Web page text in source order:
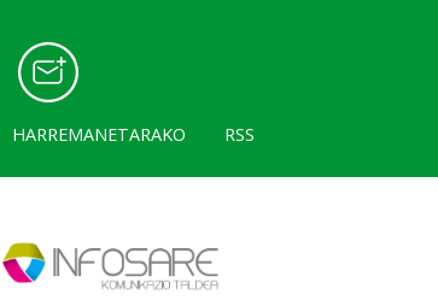
HARREMANETARAKO RSS